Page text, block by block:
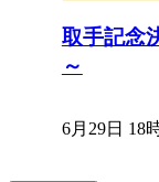
取手記念
～
6月29日 18